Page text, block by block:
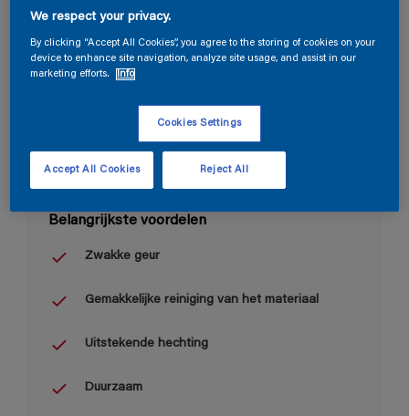
Belangrijkste voordelen
Zwakke geur
Gemakkelijke reiniging van het materiaal
Uitstekende hechting
Duurzaam
We respect your privacy.
By clicking “Accept All Cookies”, you agree to the storing of cookies on your
device to enhance site navigation, analyze site usage, and assist in our
marketing efforts.
Info
Cookies Settings
Reject All
Accept All Cookies